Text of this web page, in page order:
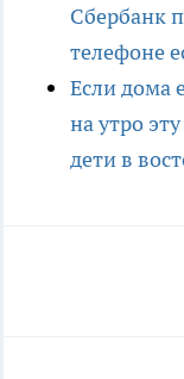
Сбербанк
телефоне
Если дома
на утро
дети в